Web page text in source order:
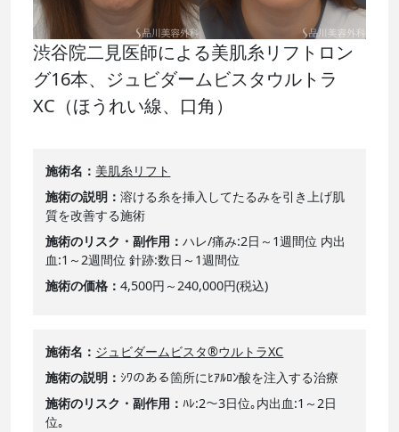
渋谷院二見医師による美肌糸リフトロン
グ16本、ジュビダームビスタウルトラ
XC（ほうれい線、口角）
施術名
美肌糸リフト
施術の説明
溶ける糸を挿入してたるみを引き上げ肌
質を改善する施術
施術のリスク・副作用
ハレ/痛み:2日～1週間位 内出
血:1～2週間位 針跡:数日～1週間位
施術の価格
4,500円～240,000円(税込)
施術名
ジュビダームビスタ®ウルトラXC
施術の説明
ｼﾜのある箇所にﾋｱﾙﾛﾝ酸を注入する治療
施術のリスク・副作用
ﾊﾚ:2～3日位｡内出血:1～2日
位｡